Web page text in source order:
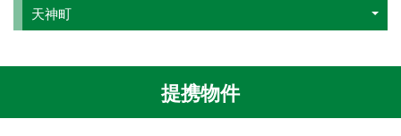
天神町
提携物件